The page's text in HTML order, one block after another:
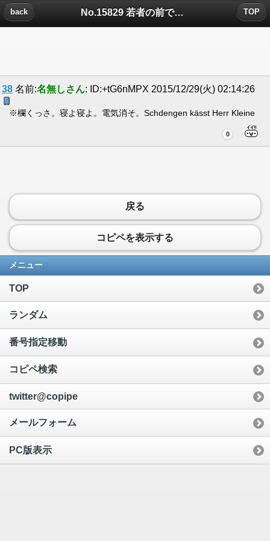
No.15829 若者の前で平気な顔して昔はよかったと言える爺婆どもの神経がわからないについたコメント
back TOP
38 名前:名無しさん: ID:+tG6nMPX 2015/12/29(火) 02:14:26
※欄くっさ。寝よ寝よ。電気消そ。Schdengen kässt Herr Kleine
0
戻る
コピペを表示する
メニュー
TOP
ランダム
番号指定移動
コピペ検索
twitter@copipe
メールフォーム
PC版表示